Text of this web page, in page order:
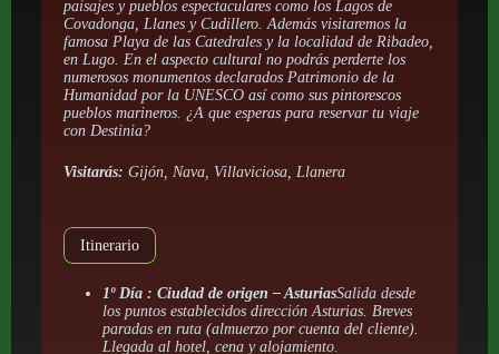
paisajes y pueblos espectaculares como los Lagos de
Covadonga, Llanes y Cudillero. Además visitaremos la
famosa Playa de las Catedrales y la localidad de Ribadeo,
en Lugo. En el aspecto cultural no podrás perderte los
numerosos monumentos declarados Patrimonio de la
Humanidad por la UNESCO así como sus pintorescos
pueblos marineros. ¿A que esperas para reservar tu viaje
con Destinia?
Visitarás: Gijón, Nava, Villaviciosa, Llanera
Itinerario
1º Día : Ciudad de origen – AsturiasSalida desde
los puntos establecidos dirección Asturias. Breves
paradas en ruta (almuerzo por cuenta del cliente).
Llegada al hotel, cena y alojamiento.